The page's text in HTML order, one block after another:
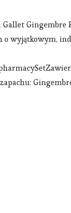
Gingembre
o wyjątkowym,